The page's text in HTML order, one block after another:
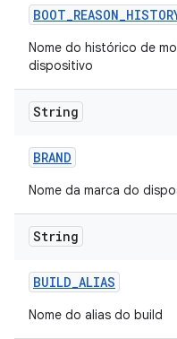
BOOT_REASON_
Nome do histórico de
dispositivo
String
BRAND
Nome da marca do
String
BUILD_ALIAS
Nome do alias do build